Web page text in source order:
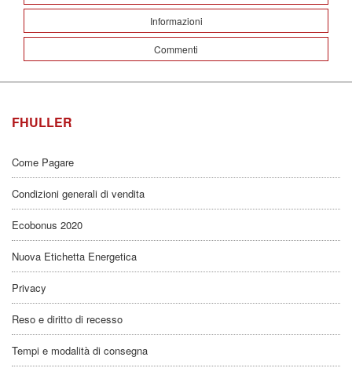
Informazioni
Commenti
FHULLER
Come Pagare
Condizioni generali di vendita
Ecobonus 2020
Nuova Etichetta Energetica
Privacy
Reso e diritto di recesso
Tempi e modalità di consegna